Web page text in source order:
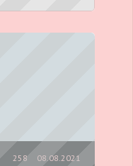
08.08.2021
258